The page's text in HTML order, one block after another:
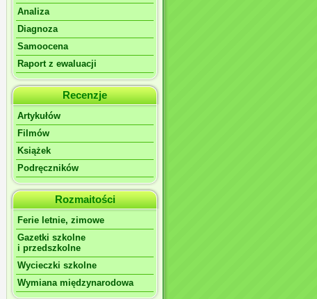
Analiza
Diagnoza
Samoocena
Raport z ewaluacji
Recenzje
Artykułów
Filmów
Książek
Podręczników
Rozmaitości
Ferie letnie, zimowe
Gazetki szkolne
i przedszkolne
Wycieczki szkolne
Wymiana międzynarodowa